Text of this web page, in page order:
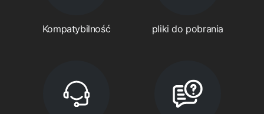
Kompatybilność pliki do pobrania